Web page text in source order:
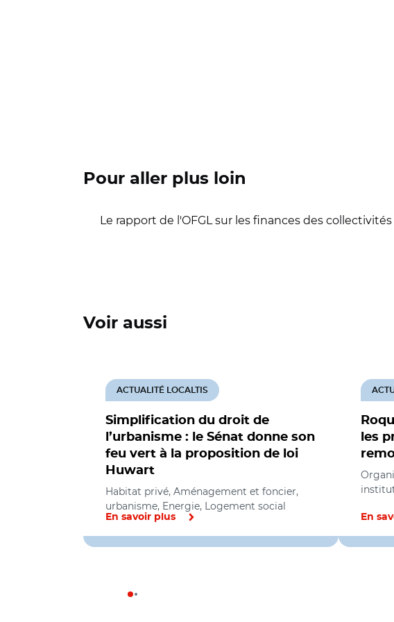
Pour aller plus loin
Le rapport de l'OFGL sur les finances des
Voir aussi
Simplification du droit de
l’urbanisme : le Sénat donne son
feu vert à la proposition de loi
Huwart
ACTUALITÉ LOCALTIS
Habitat privé, Aménagement et foncier,
urbanisme, Energie, Logement social
En savoir plus
les
En